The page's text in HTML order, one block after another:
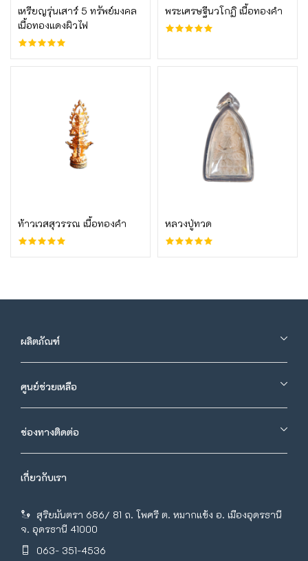
เหรียญรุ่นเสาร์ 5 ทรัพย์มงคล
เนื้อทองแดงผิวไฟ
บูชาเลย พระเศรษฐีนวโกฏิ เนื้อทองคำ
บูชาเลย
ท้าวเวสสุวรรณ เนื้อทองคำ
บูชาเลย หลวงปู่ทวด
ผลิตภัณฑ์
ศูนย์ช่วยเหลือ
ช่องทางติดต่อ
เกี่ยวกับเรา
สุริยมันตรา 686/ 81 ถ. โพศรี ต. หมากแข้ง อ. เมืองอุดรธานี
จ. อุดรธานี 41000
063- 351-4536